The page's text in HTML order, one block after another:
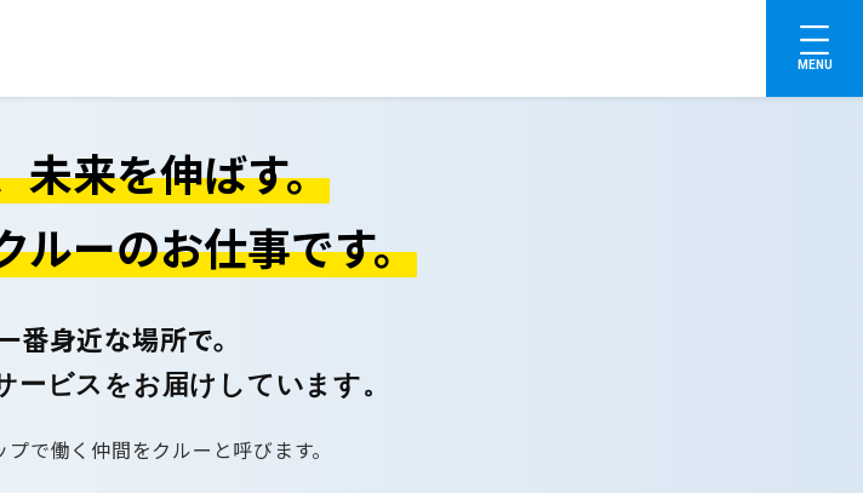
MENU
未来を伸ばす。
ルーのお仕事です。
番身近な場所で。
ービスをお届けしています。
で働く仲間をクルーと呼びます。